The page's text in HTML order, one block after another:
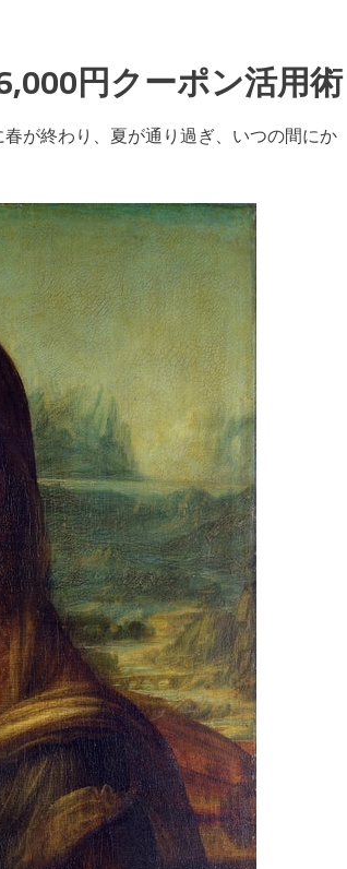
円クーポン活用術
が終わり、夏が通り過ぎ、いつの間にか